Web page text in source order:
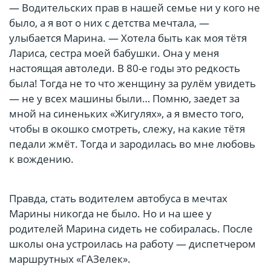
— Водительских прав в нашей семье ни у кого не
было, а я вот о них с детства мечтала, —
улыбается Марина. — Хотела быть как моя тётя
Лариса, сестра моей бабушки. Она у меня
настоящая автоледи. В 80-е годы это редкость
была! Тогда не то что женщину за рулём увидеть
— не у всех машины были… Помню, заедет за
мной на синеньких «Жигулях», а я вместо того,
чтобы в окошко смотреть, слежу, на какие тётя
педали жмёт. Тогда и зародилась во мне любовь
к вождению.
Правда, стать водителем автобуса в мечтах
Марины никогда не было. Но и на шее у
родителей Марина сидеть не собиралась. После
школы она устроилась на работу — диспетчером
маршрутных «ГАЗелек».